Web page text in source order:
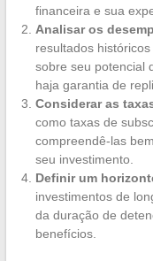
financeira e sua
Analisar os
resultados
sobre seu potencial
haja garantia de
Considerar as
como taxas de
compreendê-las
seu investimento.
Definir um
investimentos de
da duração de
benefícios.